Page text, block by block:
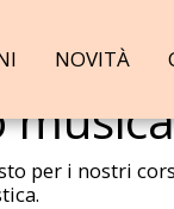
per i nostri
NOVITÀ